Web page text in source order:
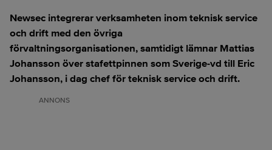
Newsec integrerar verksamheten inom teknisk service
och drift med den övriga
förvaltningsorganisationen, samtidigt lämnar Mattias
Johansson över stafettpinnen som Sverige-vd till Eric
Johansson, i dag chef för teknisk service och drift.
ANNONS